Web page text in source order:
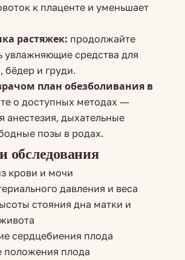
к плаценте и уменьшает
растяжек: продолжайте
увлажняющие средства для
и груди.
план обезболивания в
о доступных методах —
анестезия, дыхательные
позы в родах.
обследования
крови и мочи
давления и веса
стояния дна матки и
сердцебиения плода
положения плода